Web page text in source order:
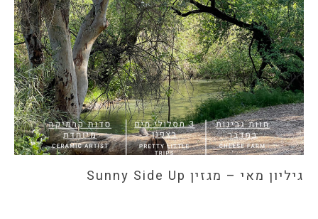
גיליון מאי – מגזין Sunny Side Up